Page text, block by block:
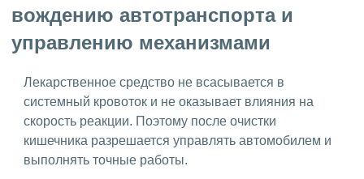
вождению автотранспорта и
управлению механизмами
Лекарственное средство не всасывается в
системный кровоток и не оказывает влияния на
скорость реакции. Поэтому после очистки
кишечника разрешается управлять автомобилем и
выполнять точные работы.